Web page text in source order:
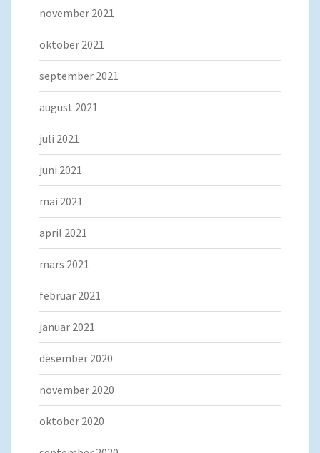
november 2021
oktober 2021
september 2021
august 2021
juli 2021
juni 2021
mai 2021
april 2021
mars 2021
februar 2021
januar 2021
desember 2020
november 2020
oktober 2020